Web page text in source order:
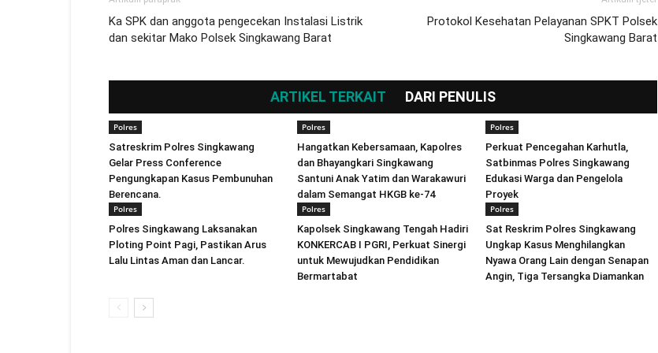
Ka SPK dan anggota pengecekan Instalasi Listrik
dan sekitar Mako Polsek Singkawang Barat
Protokol Kesehatan Pelayanan SPKT Polsek
Singkawang Barat
ARTIKEL TERKAIT DARI PENULIS
Polres
Satreskrim Polres Singkawang
Gelar Press Conference
Pengungkapan Kasus Pembunuhan
Berencana.
Polres
Hangatkan Kebersamaan, Kapolres
dan Bhayangkari Singkawang
Santuni Anak Yatim dan Warakawuri
dalam Semangat HKGB ke-74
Polres
Perkuat Pencegahan Karhutla,
Satbinmas Polres Singkawang
Edukasi Warga dan Pengelola
Proyek
Polres
Polres Singkawang Laksanakan
Ploting Point Pagi, Pastikan Arus
Lalu Lintas Aman dan Lancar.
Polres
Kapolsek Singkawang Tengah Hadiri
KONKERCAB I PGRI, Perkuat Sinergi
untuk Mewujudkan Pendidikan
Bermartabat
Polres
Sat Reskrim Polres Singkawang
Ungkap Kasus Menghilangkan
Nyawa Orang Lain dengan Senapan
Angin, Tiga Tersangka Diamankan